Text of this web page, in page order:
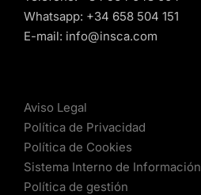
Whatsapp: +34 658 504 151
E-mail: info@insca.com
Aviso Legal
Política de Privacidad
Política de Cookies
Sistema Interno de Información
Política de gestión